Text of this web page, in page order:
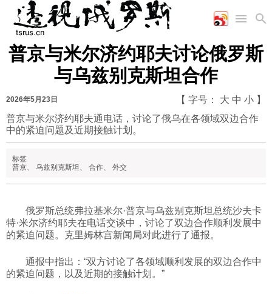
首页
国际
时政
军事
空军
陆军
军事合作
评论
经济
财经
工业
能源
农业
文艺
美食
娱乐
图片新闻
高清图片
漫画
视频
图表
普京与米尔济约耶夫讨论俄罗斯
与乌兹别克斯坦合作
2026年5月23日 【 字号： 大 中 小 】
普京与米尔济约耶夫通电话，讨论了俄乌在各领域双边合作
中的紧迫问题及近期接触计划。
标签
普京、 乌兹别克斯坦 、 合作、 外交
俄罗斯总统弗拉基米尔·普京与乌兹别克斯坦总统沙夫卡
特·米尔济约耶夫在电话交谈中，讨论了双边合作顺利发展中
的紧迫问题。克里姆林宫新闻局对此进行了通报。
通报中指出：“双方讨论了各领域顺利发展的双边合作中
的紧迫问题，以及近期的接触计划。”